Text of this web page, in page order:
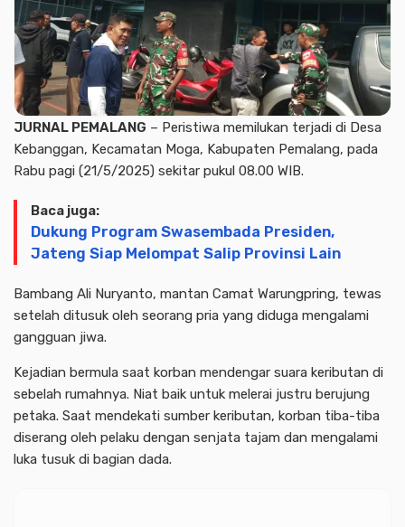
JURNAL PEMALANG – Peristiwa memilukan terjadi di Desa
Kebanggan, Kecamatan Moga, Kabupaten Pemalang, pada
Rabu pagi (21/5/2025) sekitar pukul 08.00 WIB.
Baca juga:
Dukung Program Swasembada Presiden,
Jateng Siap Melompat Salip Provinsi Lain
Bambang Ali Nuryanto, mantan Camat Warungpring, tewas
setelah ditusuk oleh seorang pria yang diduga mengalami
gangguan jiwa.
Kejadian bermula saat korban mendengar suara keributan di
sebelah rumahnya. Niat baik untuk melerai justru berujung
petaka. Saat mendekati sumber keributan, korban tiba-tiba
diserang oleh pelaku dengan senjata tajam dan mengalami
luka tusuk di bagian dada.